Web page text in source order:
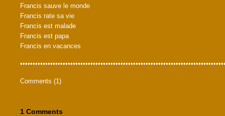
Francis sauve le monde
Francis rate sa vie
Francis est malade
Francis est papa
Francis en vacances
Comments (1)
1 Comments